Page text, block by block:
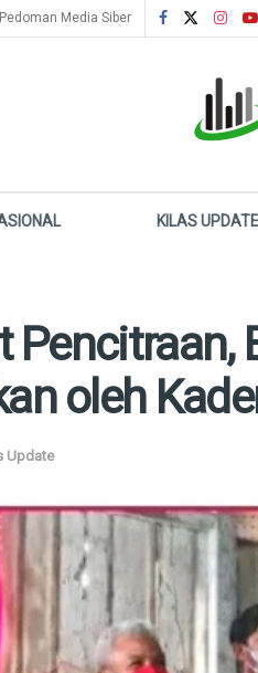
Pedoman Media Siber
KILAS UPDATE
Pencitraan,
oleh
Update